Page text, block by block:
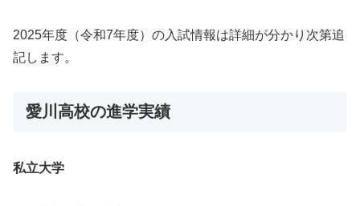
2025年度（令和7年度）の入試情報は詳細が分かり次第追
記します。
愛川高校の進学実績
私立大学